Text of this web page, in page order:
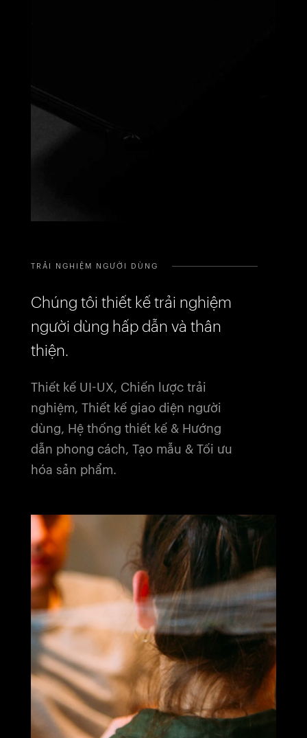
Yêu Cầu
TRẢI NGHIỆM NGƯỜI DÙNG
Chúng tôi thiết kế trải nghiệm
người dùng hấp dẫn và thân
thiện.
Thiết kế UI-UX, Chiến lược trải
nghiệm, Thiết kế giao diện người
dùng, Hệ thống thiết kế & Hướng
dẫn phong cách, Tạo mẫu & Tối ưu
hóa sản phẩm.